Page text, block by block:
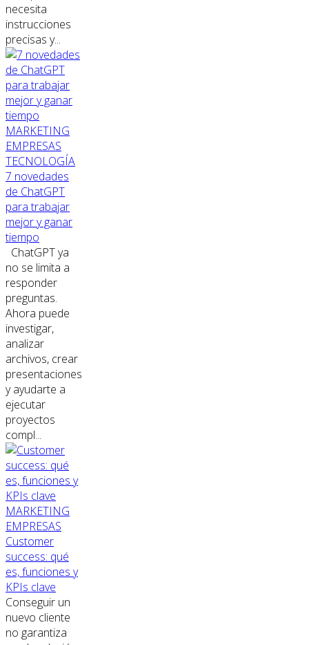
necesita
instrucciones
precisas y...
MARKETING
EMPRESAS
TECNOLOGÍA
7 novedades
de ChatGPT
para trabajar
mejor y ganar
tiempo
ChatGPT ya
no se limita a
responder
preguntas.
Ahora puede
investigar,
analizar
archivos, crear
presentaciones
y ayudarte a
ejecutar
proyectos
compl...
MARKETING
EMPRESAS
Customer
success: qué
es, funciones y
KPIs clave
Conseguir un
nuevo cliente
no garantiza